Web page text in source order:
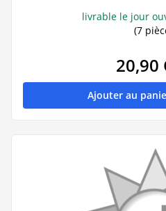
livrable le jour
(7
20,90
Ajouter au